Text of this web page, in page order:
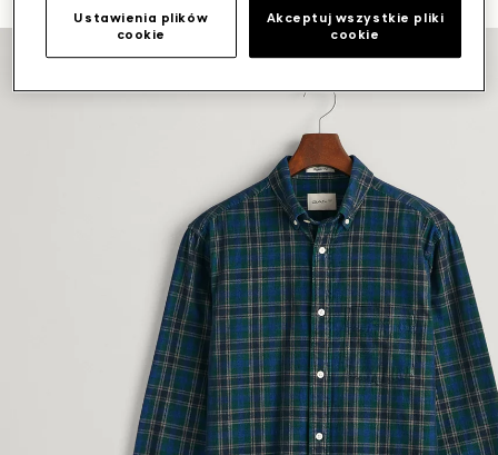
media
w
galerii
Ustawienia plików
cookie
Akceptuj wszystkie pliki
cookie